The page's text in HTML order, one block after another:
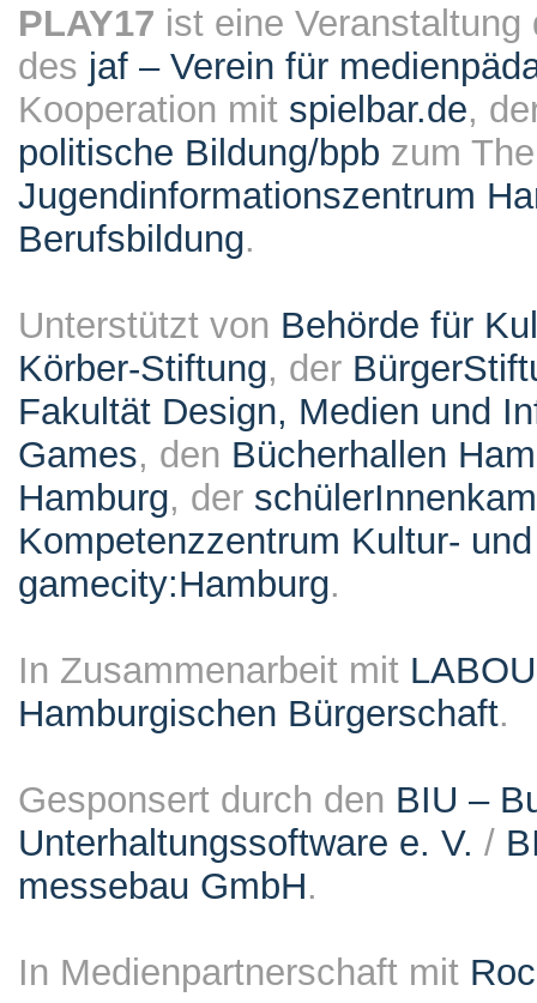
PLAY17 ist eine
des jaf – Verein für
Kooperation mit spielbar.de,
politische Bildung/bpb zum
Jugendinformationszentrum
Berufsbildung.
Unterstützt von Behörde für
Körber-Stiftung, der
Fakultät Design, Medien und
Games, den Bücherhallen
Hamburg, der
Kompetenzzentrum Kultur-
gamecity:Hamburg.
In Zusammenarbeit mit
Hamburgischen Bürgerschaft.
Gesponsert durch den BIU –
Unterhaltungssoftware e. V. /
messebau GmbH.
In Medienpartnerschaft mit